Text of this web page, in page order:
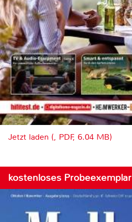
Jetzt laden (, PDF, 6.04 MB)
kostenloses Probeexemplar